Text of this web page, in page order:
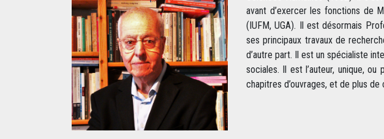
avant d’exercer les fonctions de
(IUFM, UGA). Il est désormais
ses principaux travaux de
d’autre part. Il est un spécialiste
sociales. Il est l’auteur, unique,
chapitres d’ouvrages, et de plus